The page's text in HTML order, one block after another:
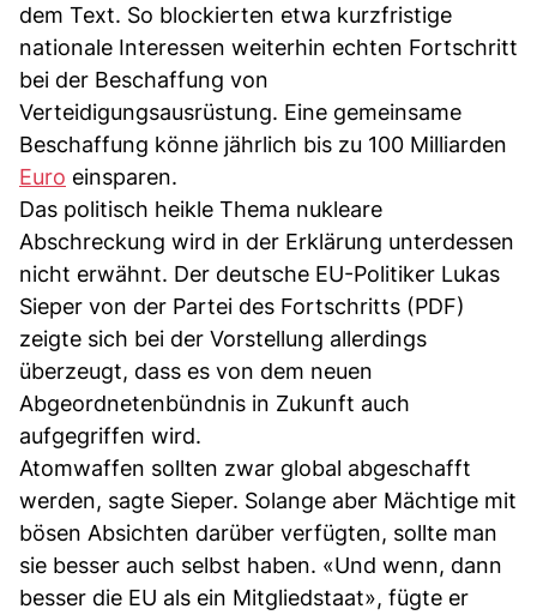
dem Text. So blockierten etwa kurzfristige
nationale Interessen weiterhin echten Fortschritt
bei der Beschaffung von
Verteidigungsausrüstung. Eine gemeinsame
Beschaffung könne jährlich bis zu 100 Milliarden
Euro einsparen.
Das politisch heikle Thema nukleare
Abschreckung wird in der Erklärung unterdessen
nicht erwähnt. Der deutsche EU-Politiker Lukas
Sieper von der Partei des Fortschritts (PDF)
zeigte sich bei der Vorstellung allerdings
überzeugt, dass es von dem neuen
Abgeordnetenbündnis in Zukunft auch
aufgegriffen wird.
Atomwaffen sollten zwar global abgeschafft
werden, sagte Sieper. Solange aber Mächtige mit
bösen Absichten darüber verfügten, sollte man
sie besser auch selbst haben. «Und wenn, dann
besser die EU als ein Mitgliedstaat», fügte er